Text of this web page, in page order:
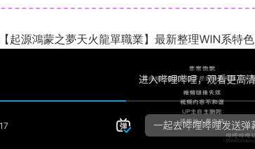
起源鴻蒙之夢天火龍單職業】最新整理WIN系特